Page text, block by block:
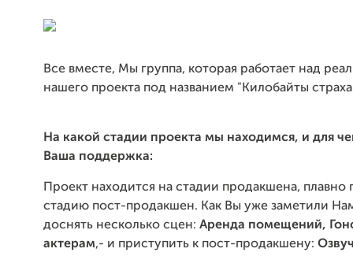
Все вместе, Мы группа, которая работает над
нашего проекта под названием "Килобайты
На какой стадии проекта мы находимся, и для
Ваша поддержка:
Проект находится на стадии продакшена, плавно
стадию пост-продакшен. Как Вы уже заметили
доснять несколько сцен: Аренда помещений,
актерам,- и приступить к пост-продакшену: О